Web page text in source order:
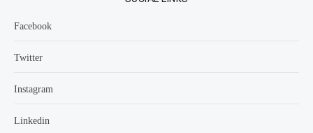
Facebook
Twitter
Instagram
Linkedin